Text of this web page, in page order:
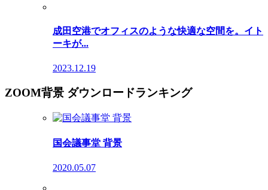
成田空港でオフィスのような快適な空間を。イト
ーキが...
2023.12.19
ZOOM背景 ダウンロードランキング
国会議事堂 背景
2020.05.07